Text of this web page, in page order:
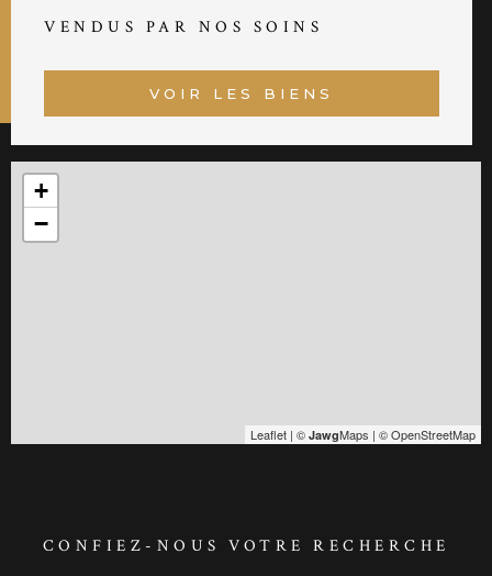
+
−
Leaflet | © JawgMaps | © OpenStreetMap
VENDUS PAR NOS SOINS
VOIR LES BIENS
CONFIEZ-NOUS VOTRE RECHERCHE